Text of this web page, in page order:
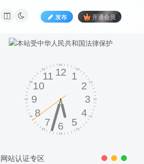
发布 开通会员
网站认证专区